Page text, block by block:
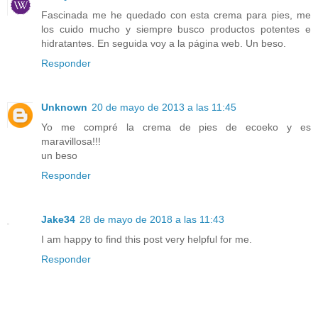
Fascinada me he quedado con esta crema para pies, me
los cuido mucho y siempre busco productos potentes e
hidratantes. En seguida voy a la página web. Un beso.
Responder
Unknown 20 de mayo de 2013 a las 11:45
Yo me compré la crema de pies de ecoeko y es
maravillosa!!!
un beso
Responder
Jake34 28 de mayo de 2018 a las 11:43
I am happy to find this post very helpful for me.
Responder